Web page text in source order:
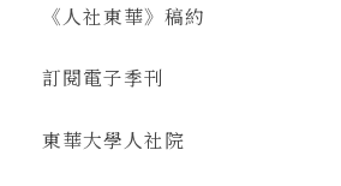
《人社東華》稿約
訂閱電子季刊
東華大學人社院